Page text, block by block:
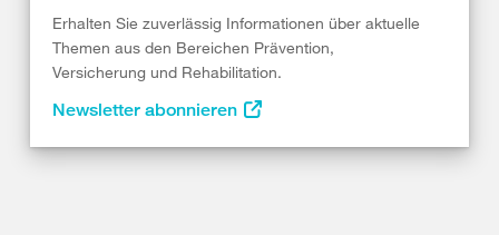
Erhalten Sie zuverlässig Informationen über aktuelle
Themen aus den Bereichen Prävention,
Versicherung und Rehabilitation.
Newsletter abonnieren